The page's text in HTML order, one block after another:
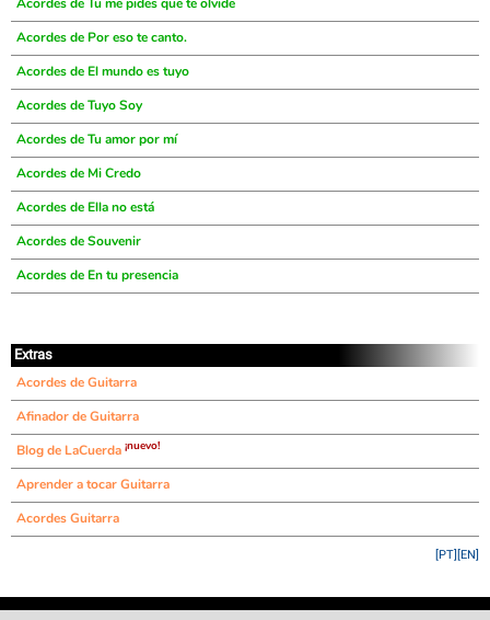
Acordes de Por eso te canto.
Acordes de El mundo es tuyo
Acordes de Tuyo Soy
Acordes de Tu amor por mí
Acordes de Mi Credo
Acordes de Ella no está
Acordes de Souvenir
Acordes de En tu presencia
Extras
Acordes de Guitarra
Afinador de Guitarra
Blog de LaCuerda ¡nuevo!
Aprender a tocar Guitarra
Acordes Guitarra
[EN]
[PT]